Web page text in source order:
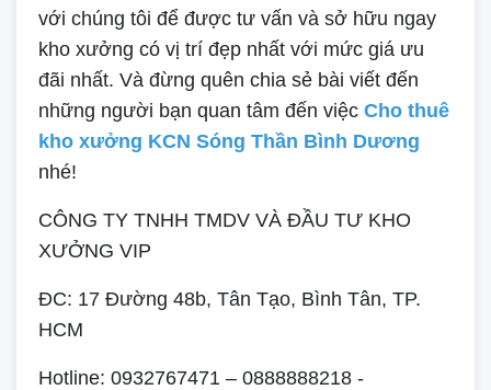
với chúng tôi để được tư vấn và sở hữu ngay
kho xưởng có vị trí đẹp nhất với mức giá ưu
đãi nhất. Và đừng quên chia sẻ bài viết đến
những người bạn quan tâm đến việc Cho thuê
kho xưởng KCN Sóng Thần Bình Dương
nhé!
CÔNG TY TNHH TMDV VÀ ĐẦU TƯ KHO
XƯỞNG VIP
ĐC: 17 Đường 48b, Tân Tạo, Bình Tân, TP.
HCM
Hotline: 0932767471 – 0888888218 -